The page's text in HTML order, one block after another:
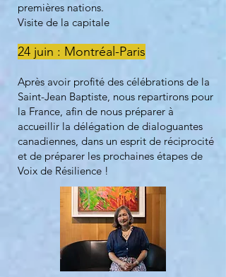
premières nations.
Visite de la capitale
24 juin : Montréal-Paris
Après avoir profité des célébrations de la
Saint-Jean Baptiste, nous repartirons pour
la France, afin de nous préparer à
accueillir la délégation de dialoguantes
canadiennes, dans un esprit de réciprocité
et de préparer les prochaines étapes de
Voix de Résilience !